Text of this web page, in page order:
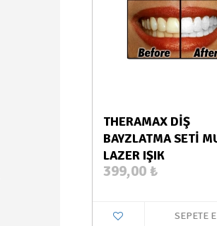
THERAMAX DİŞ
BAYZLATMA SETİ
LAZER IŞIK
399,00 ₺
SEPETE